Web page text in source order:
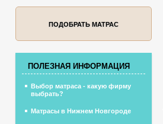
ПОДОБРАТЬ МАТРАС
ПОЛЕЗНАЯ ИНФОРМАЦИЯ
Выбор матраса - какую фирму
выбрать?
Матрасы в Нижнем Новгороде